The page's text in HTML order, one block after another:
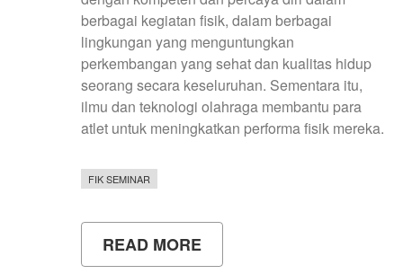
berbagai kegiatan fisik, dalam berbagai
lingkungan yang menguntungkan
perkembangan yang sehat dan kualitas hidup
seorang secara keseluruhan. Sementara itu,
ilmu dan teknologi olahraga membantu para
atlet untuk meningkatkan performa fisik mereka.
FIK SEMINAR
READ MORE
YISHPESS